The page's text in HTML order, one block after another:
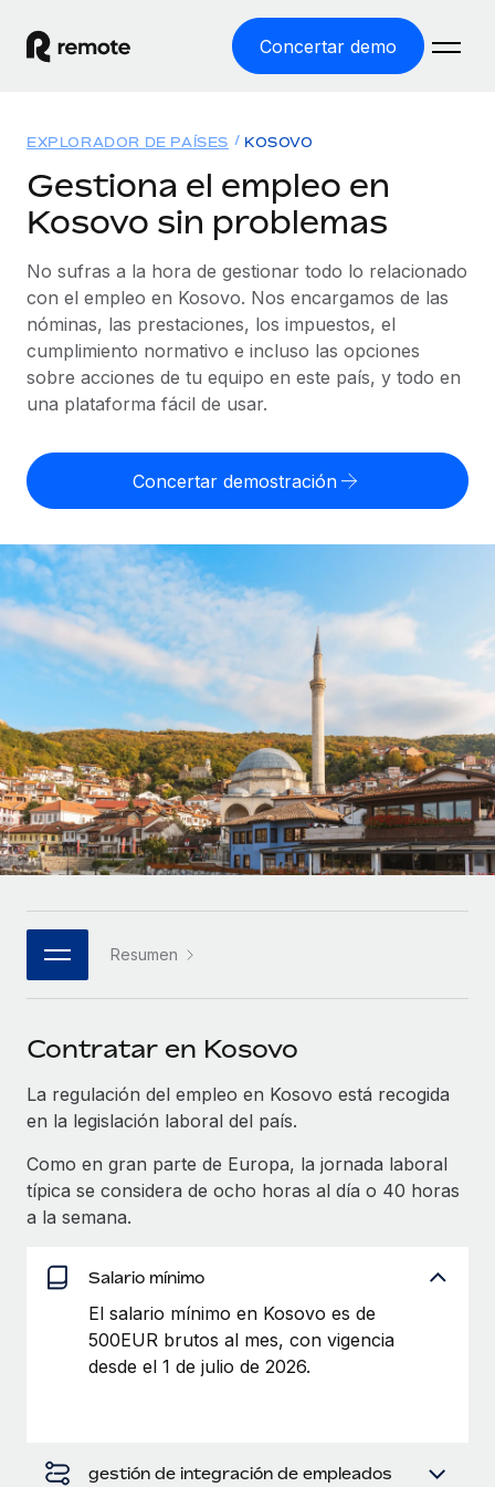
Concertar demo
EMPLEO GLOBAL
Nómina global
Gestiona las nóminas de forma sencilla y conforme a la
legalidad.
Employer of Record
Expándete en todo el mundo sin gastar en entidades.
cumpliendo la normativa.
Integra y gestiona a autónomos globalmente.
PEO
Externaliza tareas laborales complejas.
Conexión Remote
Integra los RR. HH. en tus flujos de trabajo sin
complicaciones.
Plataforma
Funciones esenciales de RR. HH. integradas para tu
Conectar
Conecta cualquier herramienta de IA con Remote
Optimiza los procesos con herramientas empresariales
esenciales.
SERVICIOS
Pregunta a un experto
Obtén ayuda de gente experta en RR. HH. globales
Comprobaciones de antecedentes
Cumplimiento normativo
Gestión de dispositivos
Soluciones
COBERTURA MUNDIAL
Explorador de países
Consulta el soporte del empleo global según el país.
Explorador estatal de EE. UU.
Simplifica la contratación en todos los estados de EE.
Comparador de Remote
Compáranos con otras empresas.
ETAPAS DE CRECIMIENTO
Startups
Soluciones ágiles de RR. HH. globales y nóminas para
empresas en crecimiento.
Mediana empresa
Amplía tu equipo con soluciones de RR. HH.
personalizadas.
Empresa
RR. HH. globales para grandes empresas.
ASOCIARSE
Socios tecnológicos estratégicos
Integra la gestión de los RR. HH. globales en tu
Asociarse
Remote Build
Próximamente
CASOS PRÁCTICOS
Recursos
HERRAMIENTAS Y CALCULADORAS
Calculadora del riesgo de clasificación errónea
Consulta el riesgo de clasificación errónea por país.
cualquier país.
Descubre opciones de divisas y tiempos de pago para
autónomos globales.
APRENDIZAJE CON REMOTE
Casos prácticos
Glosario de RR. HH.
Listas de verificación y plantillas
Biblioteca de descripciones de puestos
Webinarios
Información sobre salarios y talento
Centro de información
Consulta todos los recursos
BLOG
Nómina global
EOR y PEO
Precios
English
Nederlands
Français
Deutsch
Italiano
Português (Portugal)
日本語
한국어
中文（简体）
EXPLORADOR DE PAÍSES KOSOVO
Gestiona el empleo en
Kosovo sin problemas
No sufras a la hora de gestionar todo lo relacionado
con el empleo en Kosovo. Nos encargamos de las
nóminas, las prestaciones, los impuestos, el
cumplimiento normativo e incluso las opciones
sobre acciones de tu equipo en este país, y todo en
una plataforma fácil de usar.
Concertar demostración
Resumen
Contratar en Kosovo
La regulación del empleo en Kosovo está recogida
en la legislación laboral del país.
Como en gran parte de Europa, la jornada laboral
típica se considera de ocho horas al día o 40 horas
a la semana.
Salario mínimo
El salario mínimo en Kosovo es de
500EUR brutos al mes, con vigencia
desde el 1 de julio de 2026.
gestión de integración de empleados